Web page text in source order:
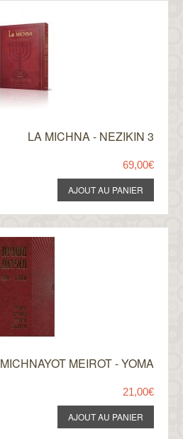
LA MICHNA - NEZIKIN 3
69,00€
MICHNAYOT MEIROT - YOMA
21,00€